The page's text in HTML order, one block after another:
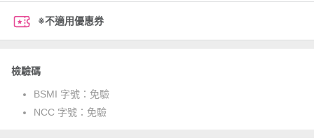
※不適用優惠券
檢驗碼
BSMI 字號： 免驗
NCC 字號： 免驗